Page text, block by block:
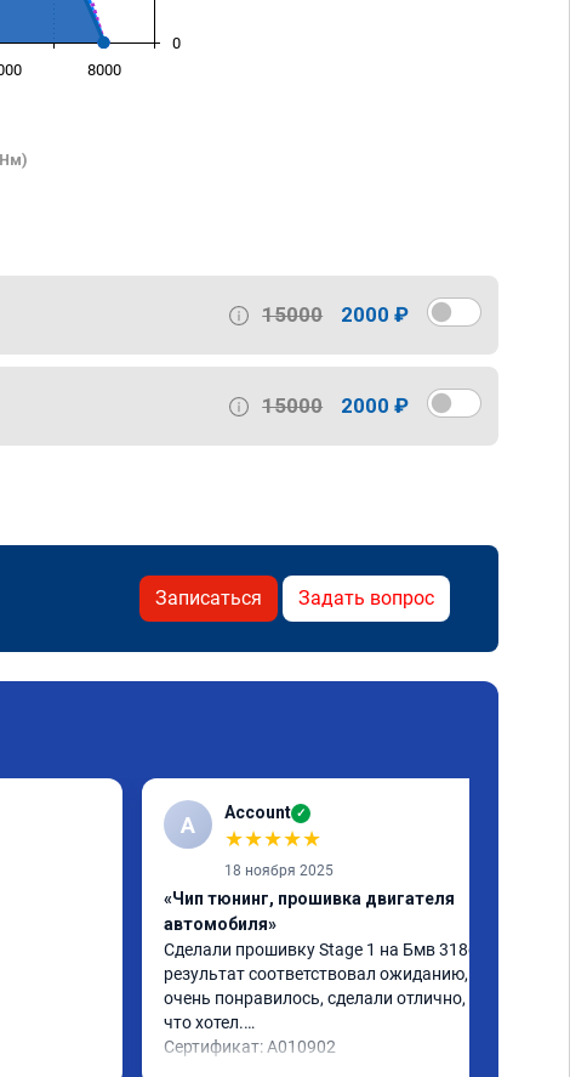
8000
0
15000 2000 ₽
15000 2000 ₽
Записаться Задать вопрос
A Account ✓
★★★★★
18 ноября 2025
«Чип тюнинг, прошивка двигателя
автомобиля»
Сделали прошивку Stage 1 на Бмв 318d,
результат соответствовал ожиданию, все
очень понравилось, сделали отлично, то
что хотел.
Сертификат: A010902